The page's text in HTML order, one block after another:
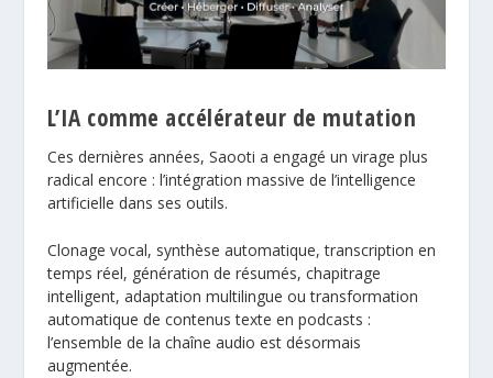
L’IA comme accélérateur de mutation
Ces dernières années, Saooti a engagé un virage plus
radical encore : l’intégration massive de l’intelligence
artificielle dans ses outils.
Clonage vocal, synthèse automatique, transcription en
temps réel, génération de résumés, chapitrage
intelligent, adaptation multilingue ou transformation
automatique de contenus texte en podcasts :
l’ensemble de la chaîne audio est désormais
augmentée.